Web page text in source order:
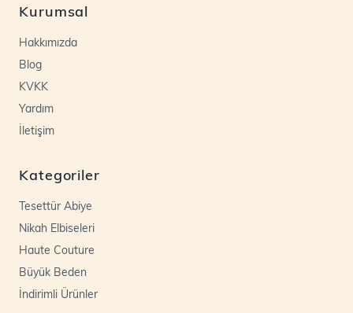
Kurumsal
Hakkımızda
Blog
KVKK
Yardım
İletişim
Kategoriler
Tesettür Abiye
Nikah Elbiseleri
Haute Couture
Büyük Beden
İndirimli Ürünler